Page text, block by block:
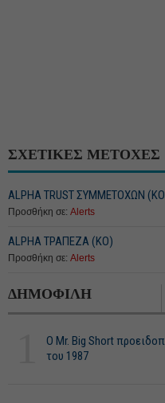
ΣΧΕΤΙΚΕΣ ΜΕΤΟΧΕΣ
ALPHA TRUST ΣΥΜΜΕΤΟΧΩΝ
Προσθήκη σε: Alerts
ALPHA ΤΡΑΠΕΖΑ (ΚΟ)
Προσθήκη σε: Alerts
ΔΗΜΟΦΙΛΗ
O Mr. Big Short
του 1987